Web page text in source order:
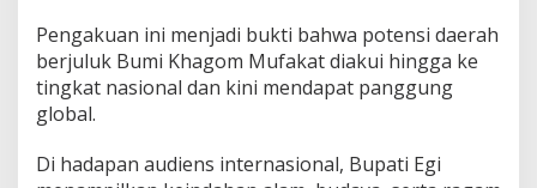
Pengakuan ini menjadi bukti bahwa potensi daerah
berjuluk Bumi Khagom Mufakat diakui hingga ke
tingkat nasional dan kini mendapat panggung
global.
Di hadapan audiens internasional, Bupati Egi